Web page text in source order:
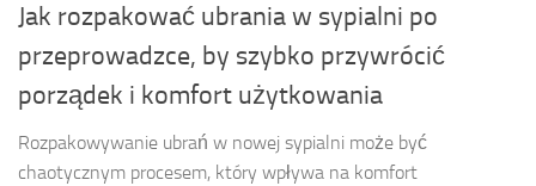
Jak rozpakować ubrania w sypialni po
przeprowadzce, by szybko przywrócić
porządek i komfort użytkowania
Rozpakowywanie ubrań w nowej sypialni może być
chaotycznym procesem, który wpływa na komfort